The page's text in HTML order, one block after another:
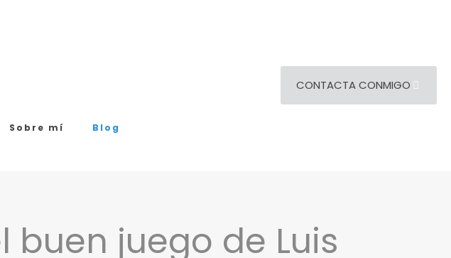
Sobre mí Blog
CONTACTA CONMIGO
buen juego de Luis